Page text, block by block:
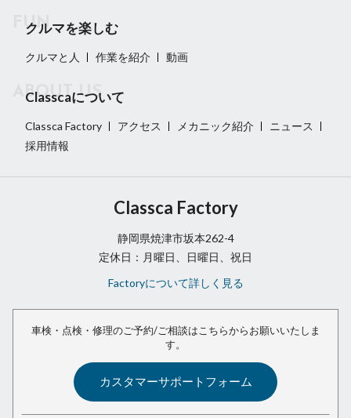
クルマを楽しむ
クルマと人 作業を紹介 動画
Classcaについて
Classca Factory アクセス メカニック紹介
ニュース
採用情報
Classca Factory
静岡県焼津市坂本262-4
定休日：月曜日、日曜日、祝日
Factoryについて詳しく見る
車検・点検・修理のご予約/ご相談は こちらからお願いいたしま
す。
カスタマーサポートフォーム